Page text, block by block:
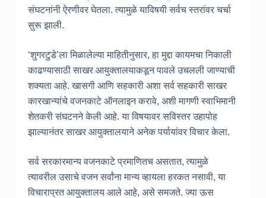
संघटनांनी ऐरणीवर घेतला. त्यामुळे याविषयी सर्वच स्तरांवर चर्चा
सुरू झाली.
‘शुगरटुडे’ला मिळालेल्या माहितीनुसार, हा मुद्दा कायमचा निकाली
काढण्यासाठी साखर आयुक्तालयाकडून पावले उचलली जाण्याची
शक्यता आहे. खासगी आणि सहकारी अशा सर्व सहकारी साखर
कारखान्यांचे वजनकाटे ऑनलाइन करावे, अशी मागणी स्वाभिमानी
शेतकरी संघटनने केली आहे. या विषयावर सविस्तर उहापोह
झाल्यानंतर साखर आयुक्तालयाने अनेक पर्यायांवर विचार केला.
सर्व सरकारमान्य वजनकाटे प्रमाणितच असतात, त्यामुळे
त्यावरील उसाचे वजन सर्वांना मान्य व्हायला हरकत नसावी, या
विचाराप्रत आयुक्तालय आले आहे, असे समजते. ज्या ऊस